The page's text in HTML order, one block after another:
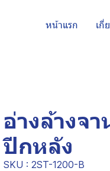
หน้าแรก เกี่
อ่างล้างจ
ปีกหลัง
SKU : 2ST-1200-B